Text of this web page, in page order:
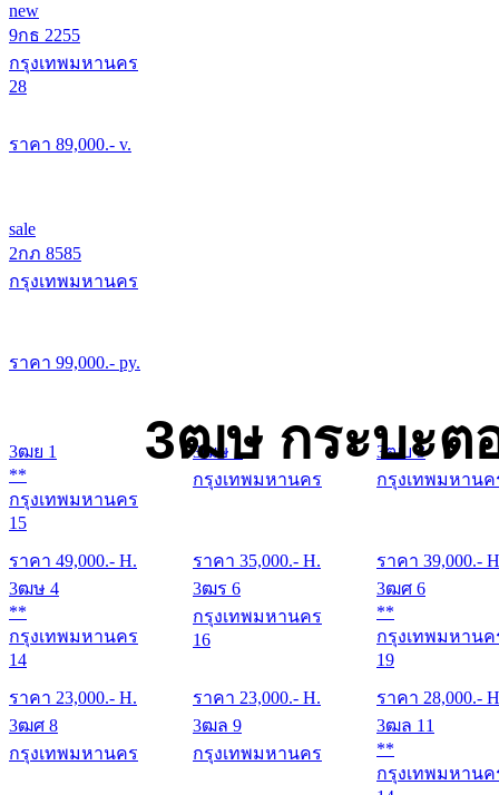
new
9กธ 2255
กรุงเทพมหานคร
28
ราคา 89,000.- v.
sale
2กภ 8585
กรุงเทพมหานคร
ราคา 99,000.- py.
3ฒษ กระบะต
3ฒย 1
**
กรุงเทพมหานคร
15
ราคา 49,000.- H.
3ฒษ 1
กรุงเทพมหานคร
ราคา 35,000.- H.
3ฒบ 3
กรุงเทพมหานค
ราคา 39,000.-
3ฒษ 4
**
กรุงเทพมหานคร
14
ราคา 23,000.- H.
3ฒร 6
กรุงเทพมหานคร
16
ราคา 23,000.- H.
3ฒศ 6
**
กรุงเทพมหานค
19
ราคา 28,000.-
3ฒศ 8
กรุงเทพมหานคร
3ฒล 9
กรุงเทพมหานคร
3ฒล 11
**
กรุงเทพมหานค